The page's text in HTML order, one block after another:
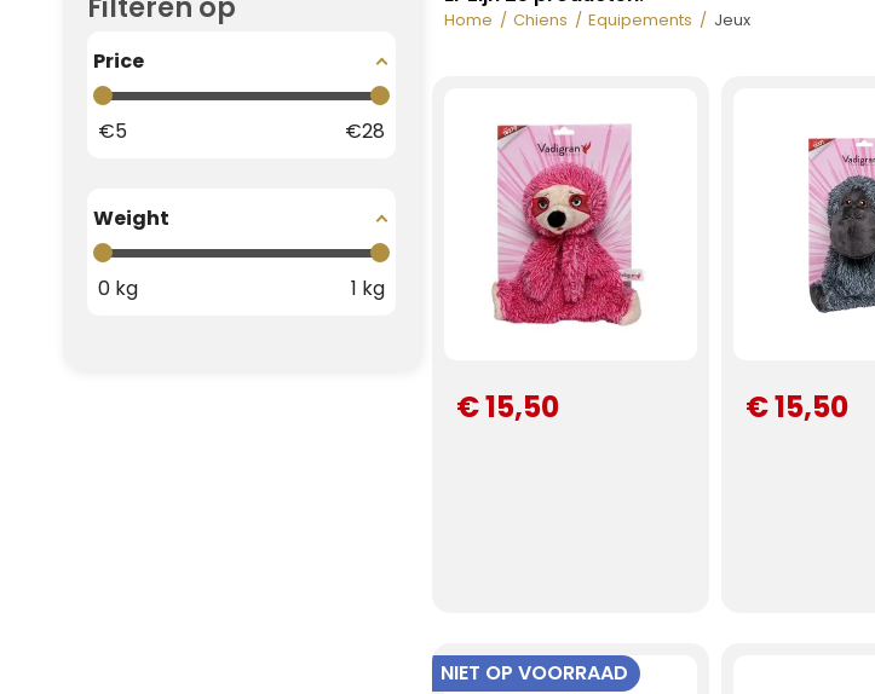
Price
€5 €28
Weight
0 kg 1 kg
Home Chiens Equipements Jeux
€ 15,50 € 15,50
NIET OP VOORRAAD